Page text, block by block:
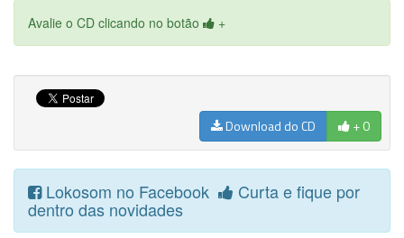
Avalie o CD clicando no botão +
Download do CD + 0
Lokosom no Facebook Curta e fique por
dentro das novidades